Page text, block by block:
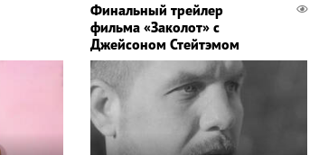
Финальный трейлер
фильма «Заколот» с
Джейсоном Стейтэмом